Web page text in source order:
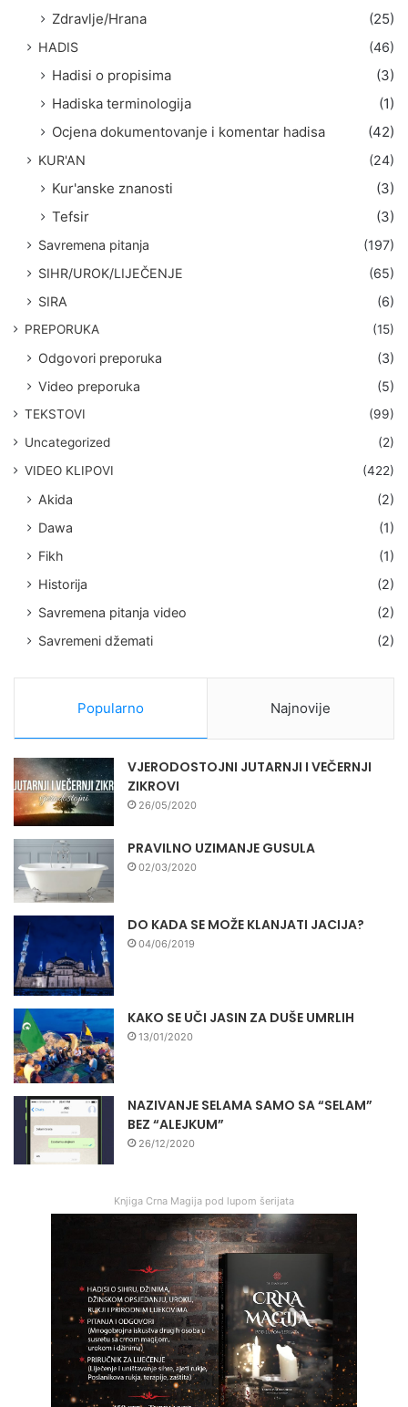
Zdravlje/Hrana
(25)
HADIS (46)
Hadisi o propisima
(3)
Hadiska terminologija
(1)
Ocjena dokumentovanje i komentar hadisa
(42)
KUR'AN (24)
Kur'anske znanosti
(3)
Tefsir
(3)
Savremena pitanja
(197)
SIHR/UROK/LIJEČENJE
(65)
SIRA
(6)
PREPORUKA (15)
Odgovori preporuka
(3)
Video preporuka
(5)
TEKSTOVI
(99)
Uncategorized
(2)
VIDEO KLIPOVI
(422)
Akida
(2)
Dawa
(1)
Fikh
(1)
Historija
(2)
Savremena pitanja video
(2)
Savremeni džemati
(2)
Popularno Najnovije
VJERODOSTOJNI JUTARNJI I VEČERNJI
ZIKROVI
26/05/2020
PRAVILNO UZIMANJE GUSULA
02/03/2020
DO KADA SE MOŽE KLANJATI JACIJA?
04/06/2019
KAKO SE UČI JASIN ZA DUŠE UMRLIH
13/01/2020
NAZIVANJE SELAMA SAMO SA “SELAM”
BEZ “ALEJKUM”
26/12/2020
Knjiga Crna Magija pod lupom šerijata